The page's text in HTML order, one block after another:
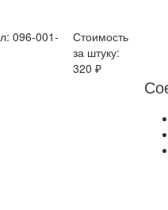
096-001-
Стоимость
за штуку:
320 ₽